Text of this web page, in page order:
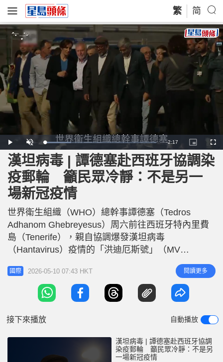
繁 简
P
l
a
y
U
n
m
u
t
e
L
o
a
d
e
d
.
2
8
R
e
m
n
n
-2:17
P
i
c
t
u
e
r
e
F
u
l
s
漢坦病毒 | 譚德塞赴西班牙協調染
疫郵輪 籲民眾冷靜：不是另一
場新冠疫情
世界衛生組織（WHO）總幹事譚德塞（Tedros
Adhanom Ghebreyesus）周六前往西班牙特內里費
島（Tenerife），親自協調爆發漢坦病毒
（Hantavirus）疫情的「洪迪厄斯號」（MV
Hondius）郵輪人員轉運及防疫工作，並呼籲當地居
民保持冷靜，強調「這不是另一場新冠疫情」。 譚
德塞當天先在馬德里與西班牙首相桑切斯（Pedro
Sánchez）會面，其後聯同西班牙衛生大臣
國際 2026-05-10 07:43 HKT 閱讀更多
接下來播放 自動播放
漢坦病毒 | 譚德塞赴西班牙協調
染疫郵輪 籲民眾冷靜：不是另
一場新冠疫情